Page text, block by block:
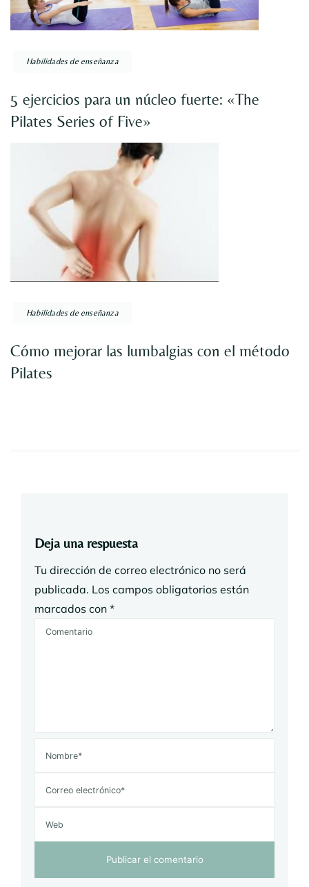
Habilidades de enseñanza
5 ejercicios para un núcleo fuerte: «The
Pilates Series of Five»
Habilidades de enseñanza
Cómo mejorar las lumbalgias con el método
Pilates
Deja una respuesta
Tu dirección de correo electrónico no será
publicada. Los campos obligatorios están
marcados con *